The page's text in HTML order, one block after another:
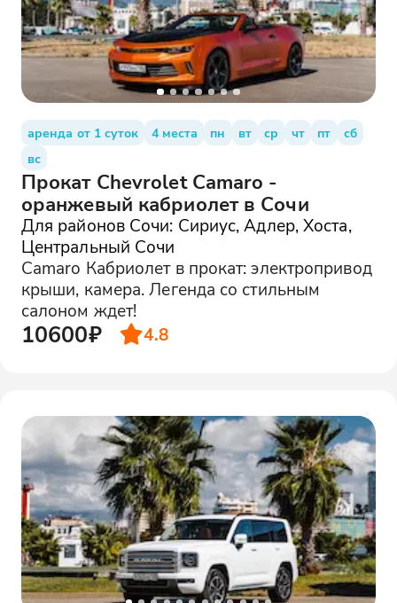
аренда от 1 суток 4 места пн вт ср чт пт
сб
вс
Прокат Chevrolet Camaro -
оранжевый кабриолет в Сочи
Для районов Сочи: Сириус, Адлер, Хоста,
Центральный Сочи
Camaro Кабриолет в прокат: электропривод
крыши, камера. Легенда со стильным
салоном ждет!
10600₽ 4.8